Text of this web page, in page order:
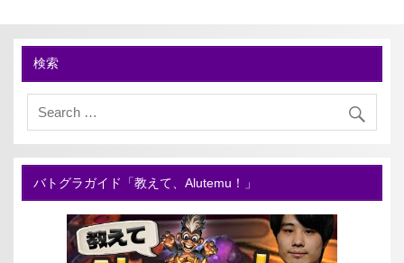
検索
バトグラガイド「教えて、Alutemu！」